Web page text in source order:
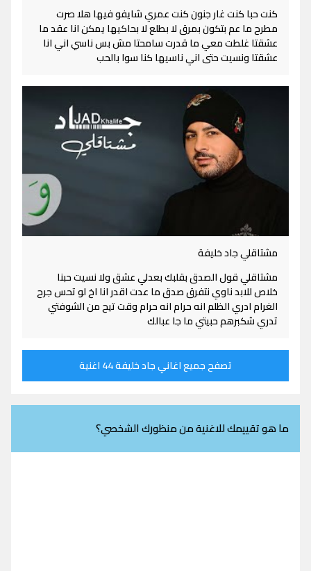
كنت حبا كنت غار جنون كنت عمري شايفو فيها هلا صرت
مطرح ما عم بتكون بمرق لا بطلع لا بحاكيها يمكن انا عقد ما
عشقتا غلطت معي ما قدرت سامحتا مش بس ناسي اني انا
عشقتا ونسيت حتى اني ناسيها كنا سوا بالحب
مشتاقلي جاد خليفة
مشتاقلي قول الصدق بقلبك بعدلي عشق ولا نسيت حبنا
خلاص للابد ناوي نتفرق صدق ما عدت اقدر انا اخ لو تحس جرح
الغرام ادري الظلم انه حرام انه حرام وقت تيح من الشوفتي
تدري شكبرهم حبيتي ما جا عبالك
تصفح جميع اغاني جاد خليفة 44 اغنية
ما هو تقييمك للاغنية من منظورك الشخصي؟